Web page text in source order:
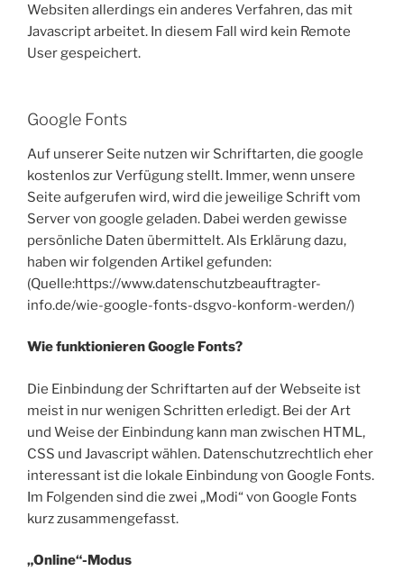
Websiten allerdings ein anderes Verfahren, das mit
Javascript arbeitet. In diesem Fall wird kein Remote
User gespeichert.
Google Fonts
Auf unserer Seite nutzen wir Schriftarten, die google
kostenlos zur Verfügung stellt. Immer, wenn unsere
Seite aufgerufen wird, wird die jeweilige Schrift vom
Server von google geladen. Dabei werden gewisse
persönliche Daten übermittelt. Als Erklärung dazu,
haben wir folgenden Artikel gefunden:
(Quelle:https://www.datenschutzbeauftragter-
info.de/wie-google-fonts-dsgvo-konform-werden/)
Wie funktionieren Google Fonts?
Die Einbindung der Schriftarten auf der Webseite ist
meist in nur wenigen Schritten erledigt. Bei der Art
und Weise der Einbindung kann man zwischen HTML,
CSS und Javascript wählen. Datenschutzrechtlich eher
interessant ist die lokale Einbindung von Google Fonts.
Im Folgenden sind die zwei „Modi“ von Google Fonts
kurz zusammengefasst.
„Online“-Modus